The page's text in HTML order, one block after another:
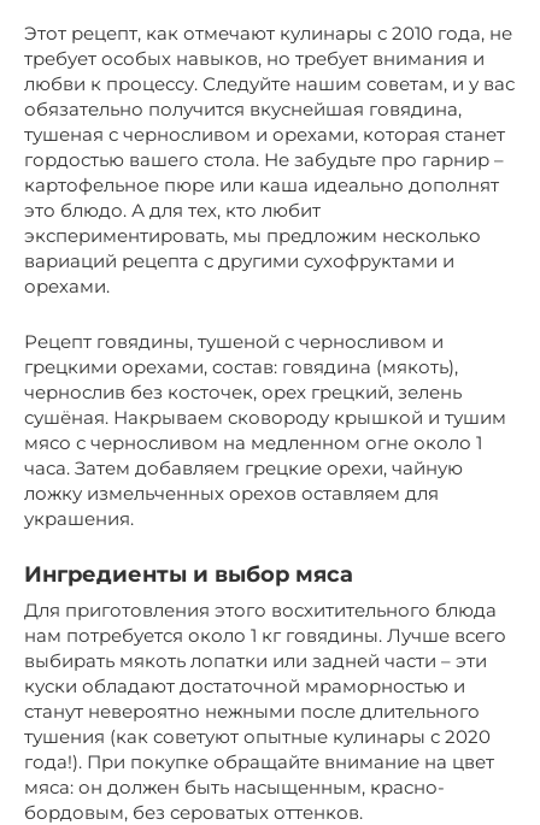
Этот рецепт, как отмечают кулинары с 2010 года, не
требует особых навыков, но требует внимания и
любви к процессу. Следуйте нашим советам, и у вас
обязательно получится вкуснейшая говядина,
тушеная с черносливом и орехами, которая станет
гордостью вашего стола. Не забудьте про гарнир –
картофельное пюре или каша идеально дополнят
это блюдо. А для тех, кто любит
экспериментировать, мы предложим несколько
вариаций рецепта с другими сухофруктами и
орехами.
Рецепт говядины, тушеной с черносливом и
грецкими орехами, cостав: говядина (мякоть),
чернослив без косточек, орех грецкий, зелень
сушёная. Накрываем сковороду крышкой и тушим
мясо с черносливом на медленном огне около 1
часа. Затем добавляем грецкие орехи, чайную
ложку измельченных орехов оставляем для
украшения.
Ингредиенты и выбор мяса
Для приготовления этого восхитительного блюда
нам потребуется около 1 кг говядины. Лучше всего
выбирать мякоть лопатки или задней части – эти
куски обладают достаточной мраморностью и
станут невероятно нежными после длительного
тушения (как советуют опытные кулинары с 2020
года!). При покупке обращайте внимание на цвет
мяса: он должен быть насыщенным, красно-
бордовым, без сероватых оттенков.